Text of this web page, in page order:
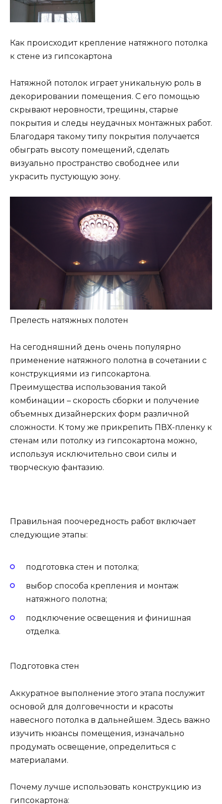
Как происходит крепление натяжного потолка
к стене из гипсокартона
Натяжной потолок играет уникальную роль в
декорировании помещения. С его помощью
скрывают неровности, трещины, старые
покрытия и следы неудачных монтажных работ.
Благодаря такому типу покрытия получается
обыграть высоту помещений, сделать
визуально пространство свободнее или
украсить пустующую зону.
Прелесть натяжных полотен
На сегодняшний день очень популярно
применение натяжного полотна в сочетании с
конструкциями из гипсокартона.
Преимущества использования такой
комбинации – скорость сборки и получение
объемных дизайнерских форм различной
сложности. К тому же прикрепить ПВХ-пленку к
стенам или потолку из гипсокартона можно,
используя исключительно свои силы и
творческую фантазию.
Правильная поочередность работ включает
следующие этапы:
подготовка стен и потолка;
выбор способа крепления и монтаж
натяжного полотна;
подключение освещения и финишная
отделка.
Подготовка стен
Аккуратное выполнение этого этапа послужит
основой для долговечности и красоты
навесного потолка в дальнейшем. Здесь важно
изучить нюансы помещения, изначально
продумать освещение, определиться с
материалами.
Почему лучше использовать конструкцию из
гипсокартона: